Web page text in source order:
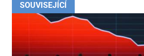
SOUVISEJÍCÍ